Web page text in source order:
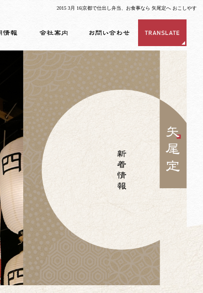
2015 3月 16|京都で仕出し弁当、お食事なら 矢尾定へ おこしやす